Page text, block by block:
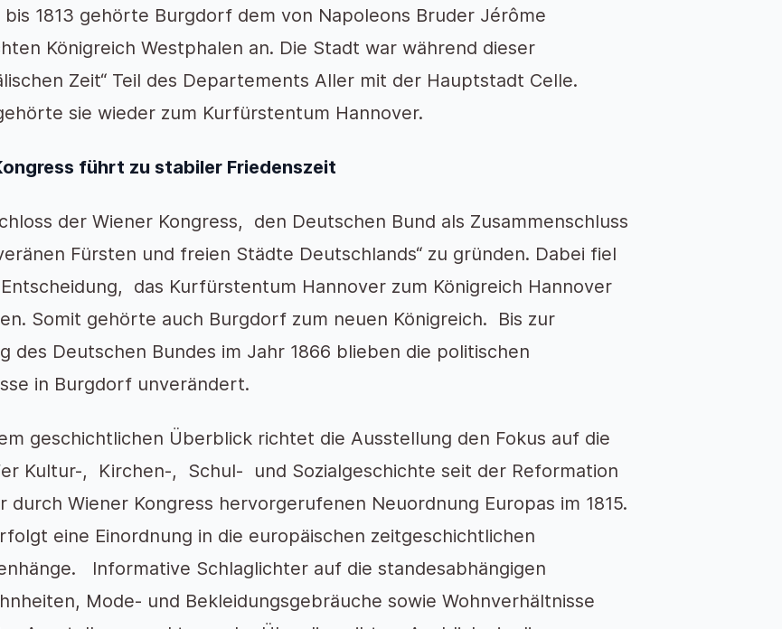
bis 1813 gehörte Burgdorf dem von Napoleons Bruder Jérôme
Königreich Westphalen an. Die Stadt war während dieser
Zeit“ Teil des Departements Aller mit der Hauptstadt Celle.
sie wieder zum Kurfürstentum Hannover.
führt zu stabiler Friedenszeit
der Wiener Kongress, den Deutschen Bund als Zusammenschluss
Fürsten und freien Städte Deutschlands“ zu gründen. Dabei fiel
das Kurfürstentum Hannover zum Königreich Hannover
Somit gehörte auch Burgdorf zum neuen Königreich. Bis zur
des Deutschen Bundes im Jahr 1866 blieben die politischen
in Burgdorf unverändert.
geschichtlichen Überblick richtet die Ausstellung den Fokus auf die
Kultur-, Kirchen-, Schul- und Sozialgeschichte seit der Reformation
durch Wiener Kongress hervorgerufenen Neuordnung Europas im 1815.
eine Einordnung in die europäischen zeitgeschichtlichen
Informative Schlaglichter auf die standesabhängigen
Mode- und Bekleidungsgebräuche sowie Wohnverhältnisse